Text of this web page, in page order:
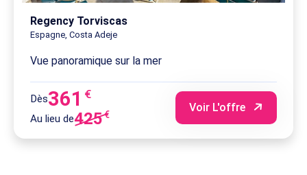
Regency Torviscas
Espagne, Costa Adeje
Vue panoramique sur la mer
Dès361 €
Au lieu de425€
Voir L'offre